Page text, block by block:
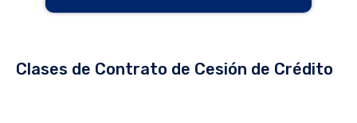
Clases de Contrato de Cesión de Crédito